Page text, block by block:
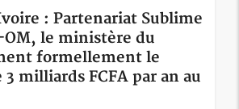
: Partenariat Sublime
le ministère du
formellement le
milliards FCFA par an au